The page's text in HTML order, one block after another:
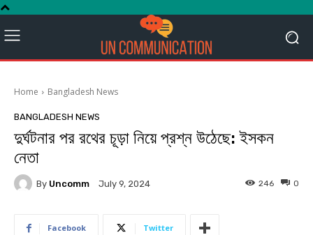
Home Bangladesh News
BANGLADESH NEWS
দুর্ঘটনার পর রথের চূড়া নিয়ে প্রশ্ন উঠেছে: ইসকন
নেতা
By Uncomm July 9, 2024 0
246
Facebook Twitter